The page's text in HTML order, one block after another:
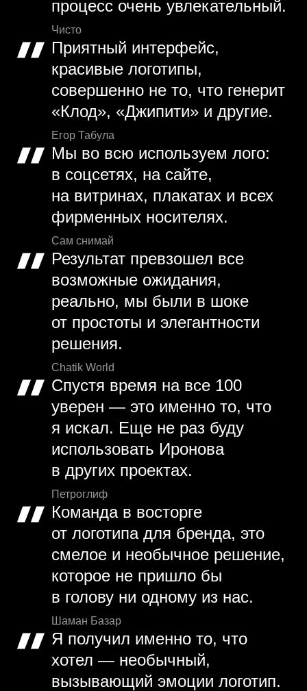
процесс очень увлекательный.
Чисто
Приятный интерфейс,
красивые логотипы,
совершенно не то, что генерит
«Клод», «Джипити» и другие.
Егор Табула
Мы во всю используем лого:
в соцсетях, на сайте,
на витринах, плакатах и всех
фирменных носителях.
Сам снимай
Результат превзошел все
возможные ожидания,
реально, мы были в шоке
от простоты и элегантности
решения.
Chatik World
Спустя время на все 100
уверен — это именно то, что
я искал. Еще не раз буду
использовать Иронова
в других проектах.
Петроглиф
Команда в восторге
от логотипа для бренда, это
смелое и необычное решение,
которое не пришло бы
в голову ни одному из нас.
Шаман Базар
Я получил именно то, что
хотел — необычный,
вызывающий эмоции логотип.